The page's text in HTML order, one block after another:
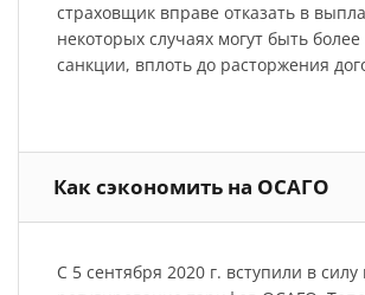
страховщик вправе отказать в
некоторых случаях могут быть
санкции, вплоть до расторжения
Как сэкономить на ОСАГО
С 5 сентября 2020 г. вступили в